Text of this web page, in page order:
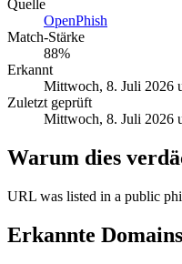
Quelle
OpenPhish
Match-Stärke
88%
Erkannt
Mittwoch, 8. Juli 2026
Zuletzt geprüft
Mittwoch, 8. Juli 2026
Warum dies
URL was listed in a public
Erkannte